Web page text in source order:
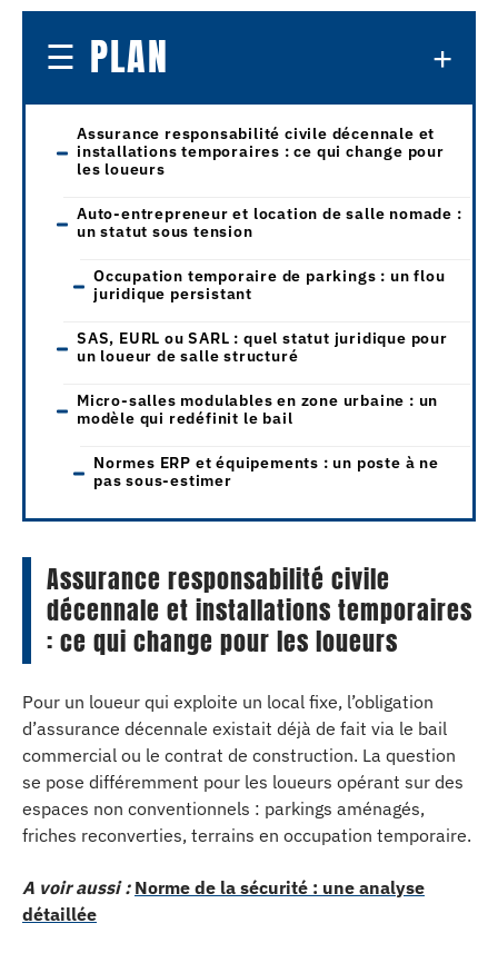
PLAN
Assurance responsabilité civile décennale et
installations temporaires : ce qui change pour
les loueurs
Auto-entrepreneur et location de salle nomade :
un statut sous tension
Occupation temporaire de parkings : un flou
juridique persistant
SAS, EURL ou SARL : quel statut juridique pour
un loueur de salle structuré
Micro-salles modulables en zone urbaine : un
modèle qui redéfinit le bail
Normes ERP et équipements : un poste à ne
pas sous-estimer
Assurance responsabilité civile
décennale et installations temporaires
: ce qui change pour les loueurs
Pour un loueur qui exploite un local fixe, l’obligation
d’assurance décennale existait déjà de fait via le bail
commercial ou le contrat de construction. La question
se pose différemment pour les loueurs opérant sur des
espaces non conventionnels : parkings aménagés,
friches reconverties, terrains en occupation temporaire.
A voir aussi : Norme de la sécurité : une analyse
détaillée